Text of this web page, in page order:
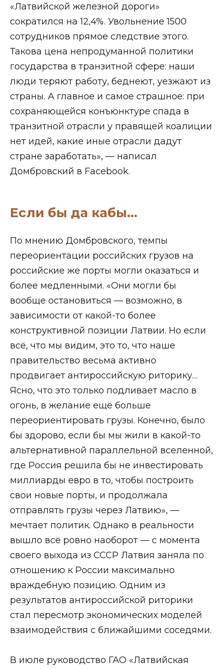
«Латвийской железной дороги»
сократился на 12,4%. Увольнение 1500
сотрудников прямое следствие этого.
Такова цена непродуманной политики
государства в транзитной сфере: наши
люди теряют работу, беднеют, уезжают из
страны. А главное и самое страшное: при
сохраняющейся конъюнктуре спада в
транзитной отрасли у правящей коалиции
нет идей, какие иные отрасли дадут
стране заработать», — написал
Домбровский в Facebook.
Если бы да кабы…
По мнению Домбровского, темпы
переориентации российских грузов на
российские же порты могли оказаться и
более медленными. «Они могли бы
вообще остановиться — возможно, в
зависимости от какой-то более
конструктивной позиции Латвии. Но если
всё, что мы видим, это то, что наше
правительство весьма активно
продвигает антироссийскую риторику…
Ясно, что это только подливает масло в
огонь, в желание ещё больше
переориентировать грузы. Конечно, было
бы здорово, если бы мы жили в какой-то
альтернативной параллельной вселенной,
где Россия решила бы не инвестировать
миллиарды евро в то, чтобы построить
свои новые порты, и продолжала
отправлять грузы через Латвию», —
мечтает политик. Однако в реальности
вышло всё ровно наоборот — с момента
своего выхода из СССР Латвия заняла по
отношению к России максимально
враждебную позицию. Одним из
результатов антироссийской риторики
стал пересмотр экономических моделей
взаимодействия с ближайшими соседями.
В июле руководство ГАО «Латвийская